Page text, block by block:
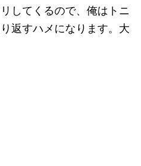
してくるので、俺はトニ
返すハメになります。大